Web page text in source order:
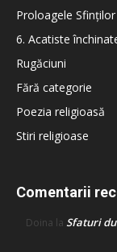
Proloagele
6. Acatiste
Rugăciuni
Fără categorie
Poezia religioasă
Stiri religioase
Comentarii
Doina la Sfaturi